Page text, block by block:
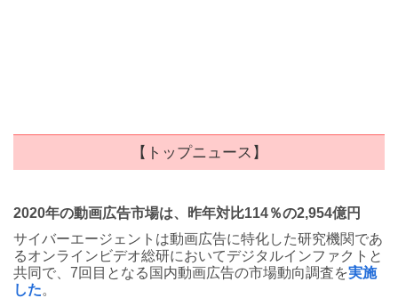
【トップニュース】
2020年の動画広告市場は、昨年対比114％の2,954億円
サイバーエージェントは動画広告に特化した研究機関であ
るオンラインビデオ総研においてデジタルインファクトと
共同で、7回目となる国内動画広告の市場動向調査を実施
した。